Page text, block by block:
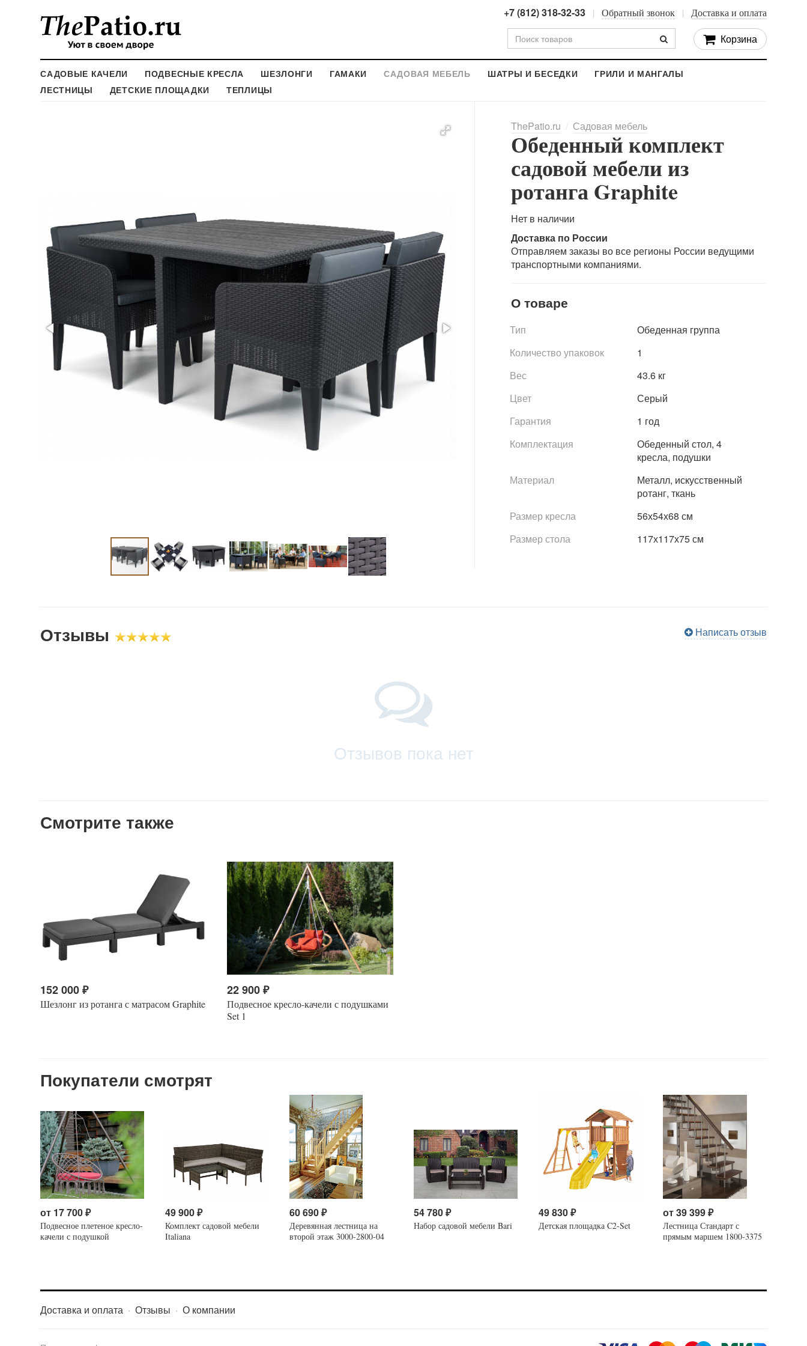
+7 (812) 318-32-33 Обратный звонок Доставка и оплата
Корзина
САДОВЫЕ КАЧЕЛИ ПОДВЕСНЫЕ КРЕСЛА ШЕЗЛОНГИ ГАМАКИ САДОВАЯ МЕБЕЛЬ ШАТРЫ И БЕСЕДКИ
ГРИЛИ И МАНГАЛЫ
ЛЕСТНИЦЫ
ДЕТСКИЕ ПЛОЩАДКИ ТЕПЛИЦЫ
ThePatio.ru Садовая мебель
Обеденный комплект
садовой мебели из
ротанга Graphite
Нет в наличии
Доставка по России
Отправляем заказы во все регионы России ведущими
транспортными компаниями.
О товаре
Тип
Обеденная группа
Количество упаковок
1
Вес
43.6 кг
Цвет
Серый
Гарантия
1 год
Комплектация
Обеденный стол, 4
кресла, подушки
Материал
Металл, искусственный
ротанг, ткань
Размер кресла
56х54х68 см
Размер стола
117х117х75 см
Написать отзыв
Отзывы
Отзывов пока нет
Смотрите также
152 000₽
Шезлонг из ротанга с матрасом Graphite
22 900 ₽
Подвесное кресло-качели с подушками
Set 1
Покупатели смотрят
от 17 700₽
Подвесное плетеное кресло-
качели с подушкой
49 900₽
Комплект садовой мебели
Italiana
60 690₽
Деревянная лестница на
второй этаж 3000-2800-04
54 780₽
Набор садовой мебели Bari
49 830₽
Детская площадка C2-Set
от39 399₽
Лестница Стандарт с
прямым маршем 1800-3375
Доставка и оплата Отзывы О компании